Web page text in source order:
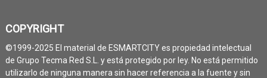
COPYRIGHT
©1999-2025 El material de ESMARTCITY es propiedad intelectual
de Grupo Tecma Red S.L. y está protegido por ley. No está permitido
utilizarlo de ninguna manera sin hacer referencia a la fuente y sin